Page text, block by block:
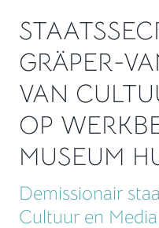
GRÄPER-
VAN
OP
MUSEUM
Demissionair
Cultuur en